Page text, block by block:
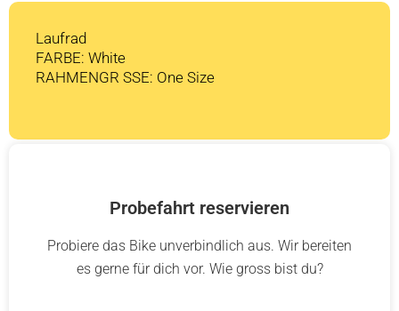
Laufrad
FARBE: White
RAHMENGR SSE: One Size
Probefahrt reservieren
Probiere das Bike unverbindlich aus. Wir bereiten
es gerne für dich vor. Wie gross bist du?